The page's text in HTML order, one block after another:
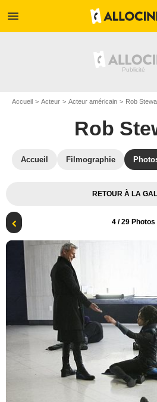
menu
Accueil Acteur Acteur américain Rob
Rob
Accueil Filmographie
RETOUR À LA
4/ 29 Photos